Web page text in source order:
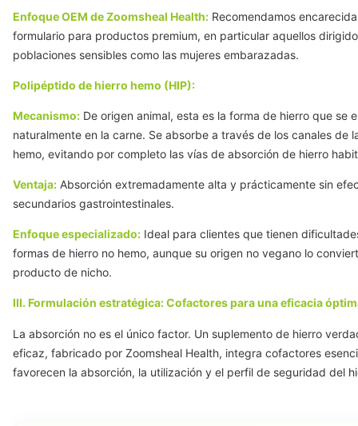
Enfoque OEM de Zoomsheal Health: Recomendamos
formulario para productos premium, en particular aquellos
poblaciones sensibles como las mujeres embarazadas.
Polipéptido de hierro hemo (HIP):
Mecanismo: De origen animal, esta es la forma de hierro que se
naturalmente en la carne. Se absorbe a través de los canales de
hemo, evitando por completo las vías de absorción de hierro
Ventaja: Absorción extremadamente alta y prácticamente sin
secundarios gastrointestinales.
Enfoque especializado: Ideal para clientes que tienen
formas de hierro no hemo, aunque su origen no vegano lo
producto de nicho.
III. Formulación estratégica: Cofactores para una eficacia
La absorción no es el único factor. Un suplemento de hierro
eficaz, fabricado por Zoomsheal Health, integra cofactores
favorecen la absorción, la utilización y el perfil de seguridad del